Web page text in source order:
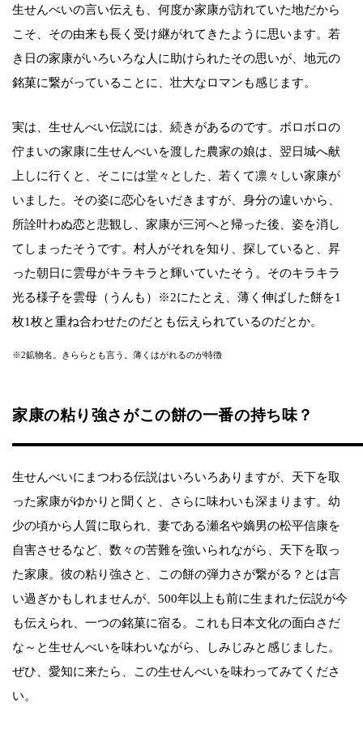
生せんべいの言い伝えも、何度か家康が訪れていた地だから
こそ、その由来も長く受け継がれてきたように思います。若
き日の家康がいろいろな人に助けられたその思いが、地元の
銘菓に繋がっていることに、壮大なロマンも感じます。
実は、生せんべい伝説には、続きがあるのです。ボロボロの
佇まいの家康に生せんべいを渡した農家の娘は、翌日城へ献
上しに行くと、そこには堂々とした、若くて凛々しい家康が
いました。その姿に恋心をいだきますが、身分の違いから、
所詮叶わぬ恋と悲観し、家康が三河へと帰った後、姿を消し
てしまったそうです。村人がそれを知り、探していると、昇
った朝日に雲母がキラキラと輝いていたそう。そのキラキラ
光る様子を雲母（うんも）※2にたとえ、薄く伸ばした餅を1
枚1枚と重ね合わせたのだとも伝えられているのだとか。
※2鉱物名。きららとも言う。薄くはがれるのが特徴
家康の粘り強さがこの餅の一番の持ち味？
生せんべいにまつわる伝説はいろいろありますが、天下を取
った家康がゆかりと聞くと、さらに味わいも深まります。幼
少の頃から人質に取られ、妻である瀬名や嫡男の松平信康を
自害させるなど、数々の苦難を強いられながら、天下を取っ
た家康。彼の粘り強さと、この餅の弾力さが繋がる？とは言
い過ぎかもしれませんが、500年以上も前に生まれた伝説が今
も伝えられ、一つの銘菓に宿る。これも日本文化の面白さだ
な～と生せんべいを味わいながら、しみじみと感じました。
ぜひ、愛知に来たら、この生せんべいを味わってみてくださ
い。